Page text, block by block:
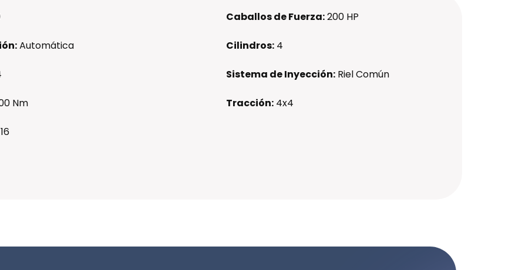
Caballos de Fuerza:200 HP
Automática Cilindros: 4
Sistema de Inyección: Riel Común
Nm Tracción: 4x4
16